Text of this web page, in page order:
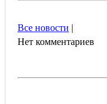
Все новости |
Нет комментариев